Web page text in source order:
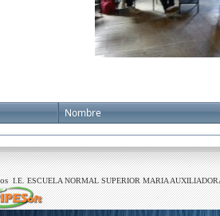
Nombre
I.E. ESCUELA NORMAL SUPERIOR MARIA